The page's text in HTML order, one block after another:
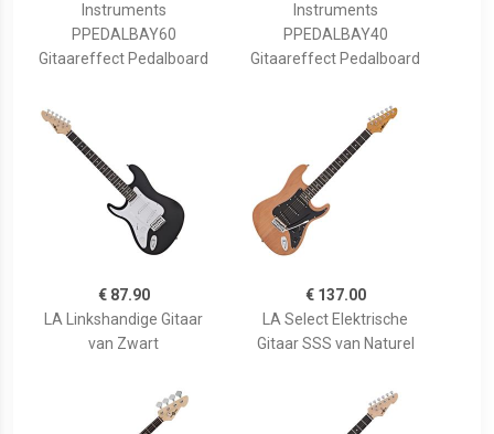
Instruments
PPEDALBAY60
Gitaareffect Pedalboard
Instruments
PPEDALBAY40
Gitaareffect Pedalboard
€ 87.90
LA Linkshandige Gitaar
van Zwart
€ 137.00
LA Select Elektrische
Gitaar SSS van Naturel